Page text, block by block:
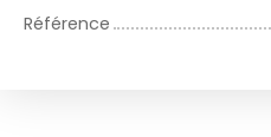
Référence